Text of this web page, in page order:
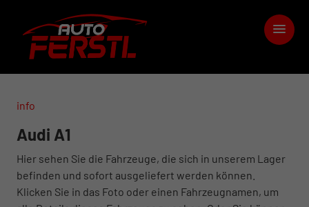
info
Audi A1
Hier sehen Sie die Fahrzeuge, die sich in unserem Lager
befinden und sofort ausgeliefert werden können.
Klicken Sie in das Foto oder einen Fahrzeugnamen, um